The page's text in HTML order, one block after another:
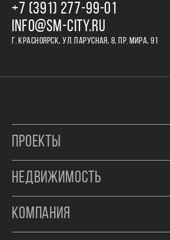
+7 (391) 277‒99‒01
INFO@SM-CITY.RU
Г. КРАСНОЯРСК, УЛ. ПАРУСНАЯ, 8, ПР. МИРА, 91
ПРОЕКТЫ
НЕДВИЖИМОСТЬ
КОМПАНИЯ